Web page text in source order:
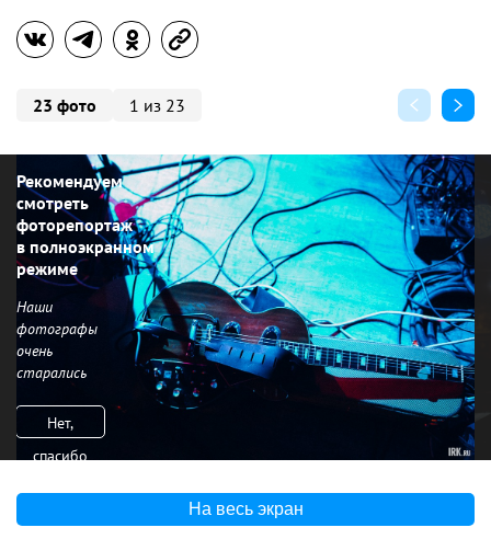
23 фото 1 из 23
Рекомендуем
смотреть
фоторепортаж
в полноэкранном
режиме
Наши
фотографы
очень
старались
Нет,
спасибо
На весь экран